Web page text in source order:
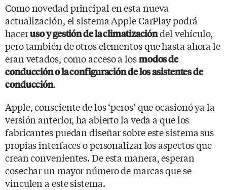
Como novedad principal en esta nueva
actualización, el sistema Apple CarPlay podrá
haceruso y gestión de la climatizacióndel vehículo,
pero también de otros elementos que hasta ahora le
eran vetados, como acceso a losmodos de
conducción o la configuración de los asistentes de
conducción.
Apple, consciente de los ‘peros’ que ocasionó ya la
versión anterior, ha abierto la veda a que los
fabricantes puedan diseñar sobre este sistema sus
propias interfaces o personalizar los aspectos que
crean convenientes. De esta manera, esperan
cosechar un mayor número de marcas que se
vinculen a este sistema.